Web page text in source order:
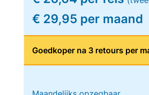
€ 29,95 per maand
Goedkoper na 3 retours per